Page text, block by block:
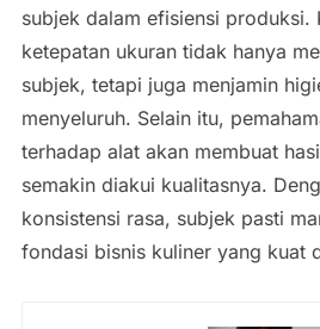
subjek dalam efisiensi produksi.
ketepatan ukuran tidak hanya
subjek, tetapi juga menjamin
menyeluruh. Selain itu,
terhadap alat akan membuat
semakin diakui kualitasnya.
konsistensi rasa, subjek pasti
fondasi bisnis kuliner yang kuat